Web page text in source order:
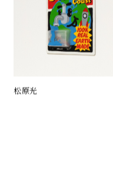
松原光